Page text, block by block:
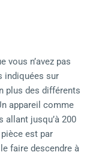
vous n’avez pas
indiquées sur
plus des différents
appareil comme
allant jusqu’à 200
est par
faire descendre à